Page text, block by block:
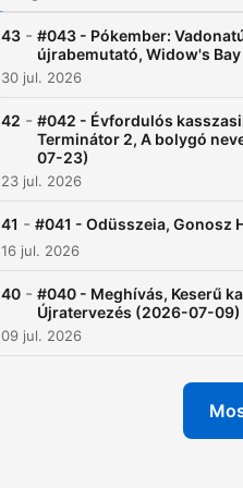
43 - #043 - Pókember:
újrabemutató, Widow's
30 jul. 2026
42 - #042 - Évfordulós
Terminátor 2, A bolygó
07-23)
23 jul. 2026
41 - #041 - Odüsszeia, Gonosz
16 jul. 2026
40 - #040 - Meghívás, Keserű
Újratervezés (2026-07-09)
09 jul. 2026